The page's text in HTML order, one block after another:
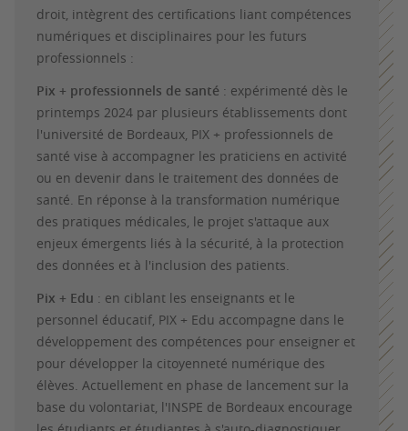
droit, intègrent des certifications liant compétences
numériques et disciplinaires pour les futurs
professionnels :
Pix + professionnels de santé : expérimenté dès le
printemps 2024 par plusieurs établissements dont
l'université de Bordeaux, PIX + professionnels de
santé vise à accompagner les praticiens en activité
ou en devenir dans le traitement des données de
santé. En réponse à la transformation numérique
des pratiques médicales, le projet s'attaque aux
enjeux émergents liés à la sécurité, à la protection
des données et à l'inclusion des patients.
Pix + Edu : en ciblant les enseignants et le
personnel éducatif, PIX + Edu accompagne dans le
développement des compétences pour enseigner et
pour développer la citoyenneté numérique des
élèves. Actuellement en phase de lancement sur la
base du volontariat, l'INSPE de Bordeaux encourage